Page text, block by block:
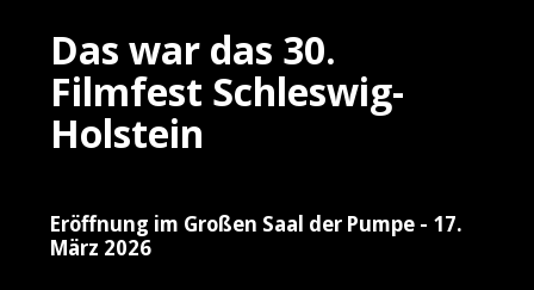
Das war das 30.
Filmfest Schleswig-
Holstein
Eröffnung im Großen Saal der Pumpe - 17.
März 2026